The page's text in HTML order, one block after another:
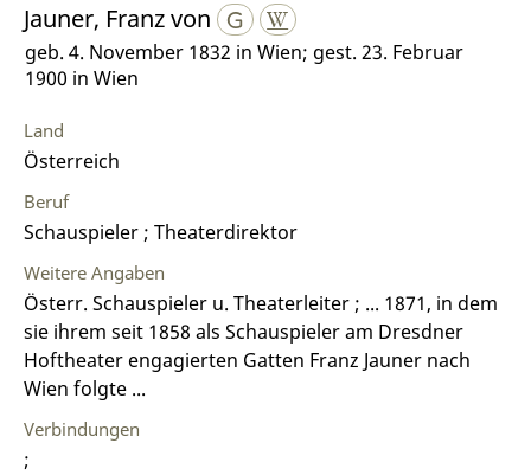
Jauner, Franz von
geb. 4. November 1832 in Wien; gest. 23. Februar
1900 in Wien
Land
Österreich
Beruf
Schauspieler ; Theaterdirektor
Weitere Angaben
Österr. Schauspieler u. Theaterleiter ; ... 1871, in dem
sie ihrem seit 1858 als Schauspieler am Dresdner
Hoftheater engagierten Gatten Franz Jauner nach
Wien folgte ...
Verbindungen
;